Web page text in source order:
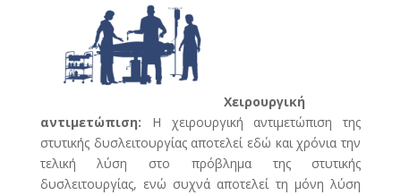
Χειρουργική
αντιμετώπιση: Η χειρουργική αντιμετώπιση της
στυτικής δυσλειτουργίας αποτελεί εδώ και χρόνια την
τελική λύση στο πρόβλημα της στυτικής
δυσλειτουργίας, ενώ συχνά αποτελεί τη μόνη λύση